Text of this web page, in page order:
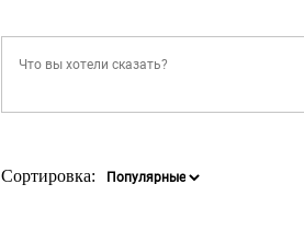
Сортировка: